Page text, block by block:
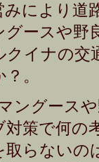
により道
ースや野
クイナの
。
ングース
対策で何の
取らないの